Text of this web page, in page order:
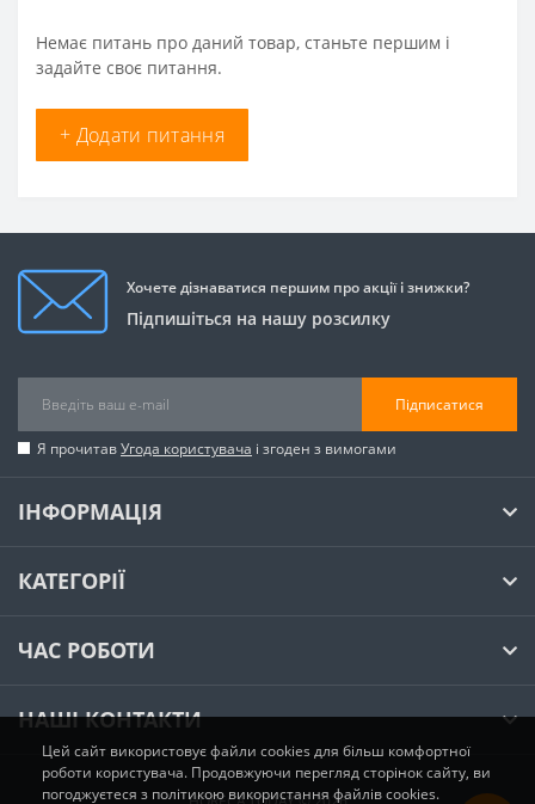
Немає питань про даний товар, станьте першим і
задайте своє питання.
+ Додати питання
Хочете дізнаватися першим про акції і знижки?
Підпишіться на нашу розсилку
Підписатися
Я прочитавУгода користувача і згоден з вимогами
ІНФОРМАЦІЯ
КАТЕГОРІЇ
ЧАС РОБОТИ
НАШІ КОНТАКТИ
Цей сайт використовує файли cookies для більш комфортної
роботи користувача. Продовжуючи перегляд сторінок сайту, ви
погоджуєтеся з політикою використання файлів cookies.